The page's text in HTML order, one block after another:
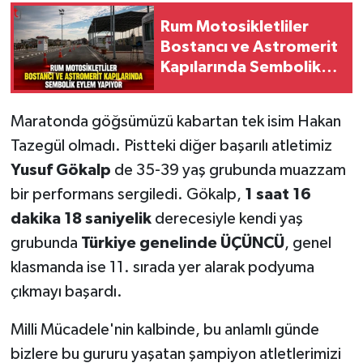
Rum Motosikletliler
Bostancı ve Astromerit
Kapılarında Sembolik
Maratonda göğsümüzü kabartan tek isim Hakan
Tazegül olmadı. Pistteki diğer başarılı atletimiz
Yusuf Gökalp de 35-39 yaş grubunda muazzam
bir performans sergiledi. Gökalp, 1 saat 16
dakika 18 saniyelikderecesiyle kendi yaş
grubunda Türkiye genelinde ÜÇÜNCÜ, genel
klasmanda ise 11. sırada yer alarak podyuma
çıkmayı başardı.
Milli Mücadele'nin kalbinde, bu anlamlı günde
bizlere bu gururu yaşatan şampiyon atletlerimizi